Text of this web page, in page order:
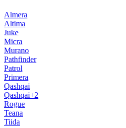
Almera
Altima
Juke
Micra
Murano
Pathfinder
Patrol
Primera
Qashqai
Qashqai+2
Rogue
Teana
Tiida